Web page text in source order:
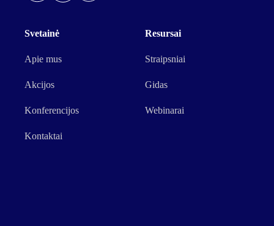
Svetainė
Apie mus
Akcijos
Konferencijos
Kontaktai
Resursai
Straipsniai
Gidas
Webinarai